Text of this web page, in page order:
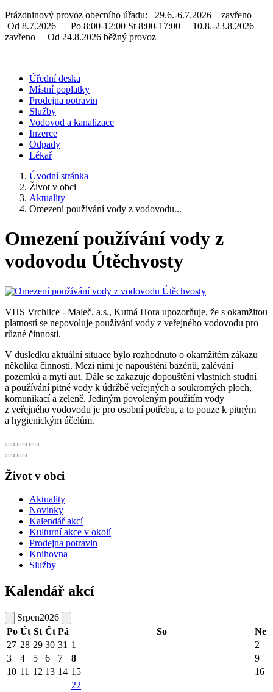
Prázdninový provoz obecního úřadu: 29.6.-6.7.2026 – zavřeno
Od 8.7.2026 Po 8:00-12:00 St 8:00-17:00 10.8.-23.8.2026 –
zavřeno Od 24.8.2026 běžný provoz
Úřední deska
Místní poplatky
Prodejna potravin
Služby
Vodovod a kanalizace
Inzerce
Odpady
Lékař
Úvodní stránka
Život v obci
Aktuality
Omezení používání vody z vodovodu...
Omezení používání vody z
vodovodu Útěchvosty
VHS Vrchlice - Maleč, a.s., Kutná Hora upozorňuje, že s okamžitou
platností se nepovoluje používání vody z veřejného vodovodu pro
různé činnosti.
V důsledku aktuální situace bylo rozhodnuto o okamžitém zákazu
několika činností. Mezi nimi je napouštění bazénů, zalévání
pozemků a mytí aut. Dále se zakazuje dopouštění vlastních studní
a používání pitné vody k údržbě veřejných a soukromých ploch,
komunikací a zeleně. Jediným povoleným použitím vody
z veřejného vodovodu je pro osobní potřebu, a to pouze k pitným
a hygienickým účelům.
Život v obci
Aktuality
Novinky
Kalendář akcí
Kulturní akce v okolí
Prodejna potravin
Knihovna
Služby
Kalendář akcí
Srpen2026
Po Út St Čt Pá So
Ne
27 28 29 30 31 1
2
3
4 5 6 7 8
9
10 11 12 13 14 15
16
22